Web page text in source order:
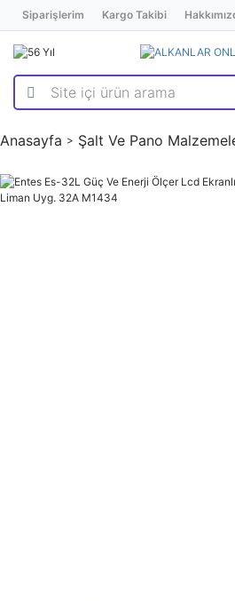
Siparişlerim Kargo Takibi
Anasayfa Şalt Ve Pano